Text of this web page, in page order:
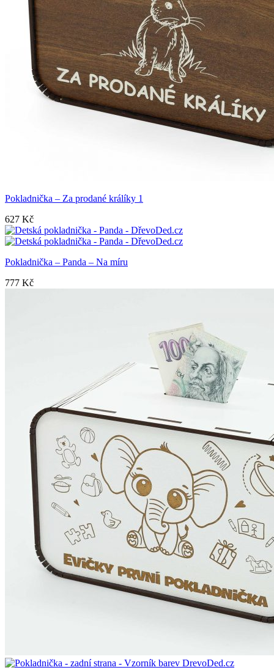
Pokladnička – Za prodané králíky 1
627 Kč
Pokladnička – Panda – Na míru
777 Kč